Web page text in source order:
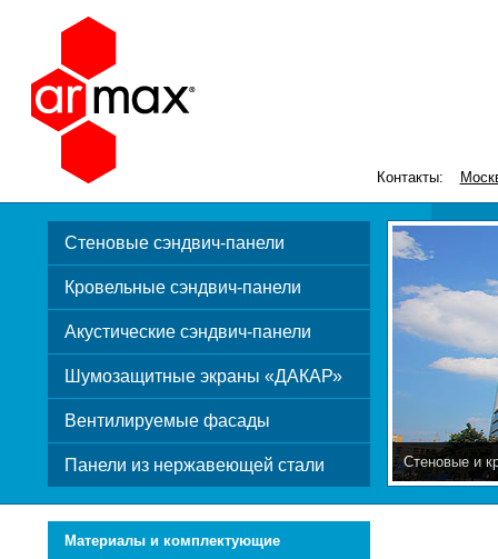
Контакты:
Стеновые сэндвич-панели
Кровельные сэндвич-панели
Акустические сэндвич-панели
Шумозащитные экраны «ДАКАР»
Вентилируемые фасады
Панели из нержавеющей стали Стеновые и
Материалы и комплектующие